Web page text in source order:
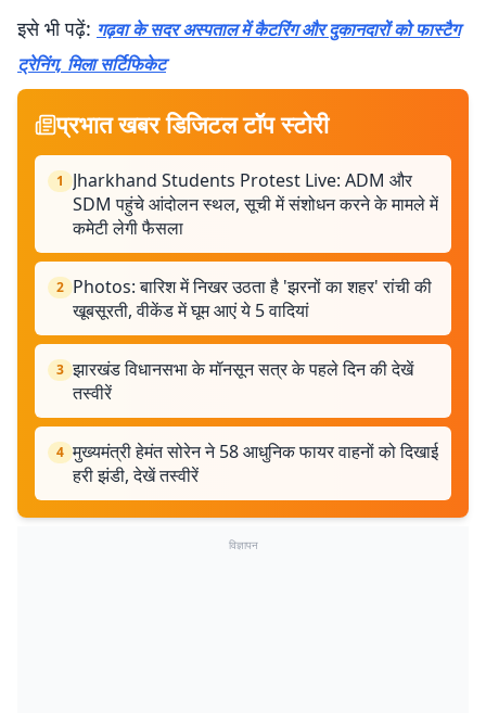
इसे भी पढ़ें: गढ़वा के सदर अस्पताल में कैटरिंग और दुकानदारों को फास्टैग
ट्रेनिंग, मिला सर्टिफिकेट
प्रभात खबर डिजिटल टॉप स्टोरी
1
Jharkhand Students Protest Live: ADM और
SDM पहुंचे आंदोलन स्थल, सूची में संशोधन करने के मामले में
कमेटी लेगी फैसला
2 Photos: बारिश में निखर उठता है 'झरनों का शहर' रांची की
खूबसूरती, वीकेंड में घूम आएं ये 5 वादियां
3 झारखंड विधानसभा के मॉनसून सत्र के पहले दिन की देखें
तस्वीरें
4 मुख्यमंत्री हेमंत सोरेन ने 58 आधुनिक फायर वाहनों को दिखाई
हरी झंडी, देखें तस्वीरें
विज्ञापन